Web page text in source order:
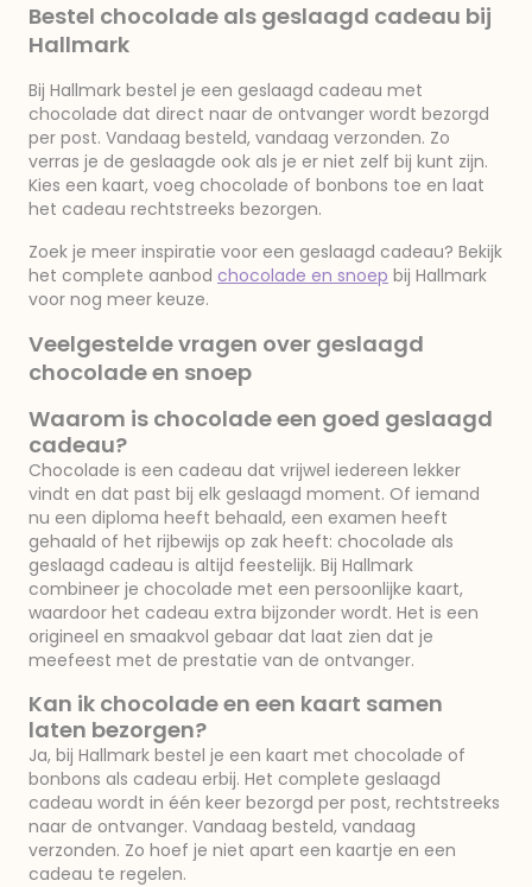
Bestel chocolade als geslaagd cadeau bij
Hallmark
Bij Hallmark bestel je een geslaagd cadeau met
chocolade dat direct naar de ontvanger wordt bezorgd
per post. Vandaag besteld, vandaag verzonden. Zo
verras je de geslaagde ook als je er niet zelf bij kunt zijn.
Kies een kaart, voeg chocolade of bonbons toe en laat
het cadeau rechtstreeks bezorgen.
Zoek je meer inspiratie voor een geslaagd cadeau? Bekijk
het complete aanbod chocolade en snoep bij Hallmark
voor nog meer keuze.
Veelgestelde vragen over geslaagd
chocolade en snoep
Waarom is chocolade een goed geslaagd
cadeau?
Chocolade is een cadeau dat vrijwel iedereen lekker
vindt en dat past bij elk geslaagd moment. Of iemand
nu een diploma heeft behaald, een examen heeft
gehaald of het rijbewijs op zak heeft: chocolade als
geslaagd cadeau is altijd feestelijk. Bij Hallmark
combineer je chocolade met een persoonlijke kaart,
waardoor het cadeau extra bijzonder wordt. Het is een
origineel en smaakvol gebaar dat laat zien dat je
meefeest met de prestatie van de ontvanger.
Kan ik chocolade en een kaart samen
laten bezorgen?
Ja, bij Hallmark bestel je een kaart met chocolade of
bonbons als cadeau erbij. Het complete geslaagd
cadeau wordt in één keer bezorgd per post, rechtstreeks
naar de ontvanger. Vandaag besteld, vandaag
verzonden. Zo hoef je niet apart een kaartje en een
cadeau te regelen.